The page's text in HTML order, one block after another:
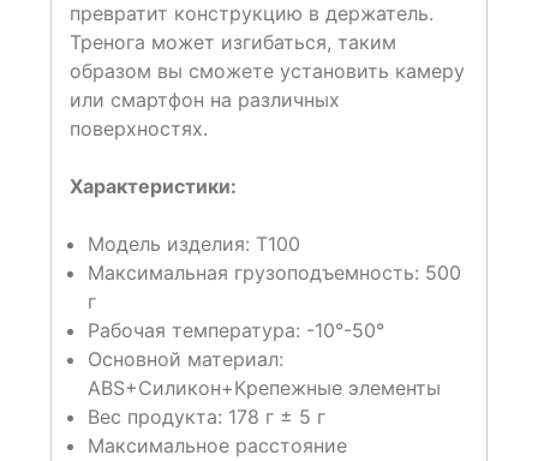
превратит конструкцию в держатель.
Тренога может изгибаться, таким
образом вы сможете установить камеру
или смартфон на различных
поверхностях.
Характеристики:
Модель изделия: T100
Максимальная грузоподъемность: 500
г
Рабочая температура: -10°-50°
Основной материал:
ABS+Силикон+Крепежные элементы
Вес продукта: 178 г ± 5 г
Максимальное расстояние